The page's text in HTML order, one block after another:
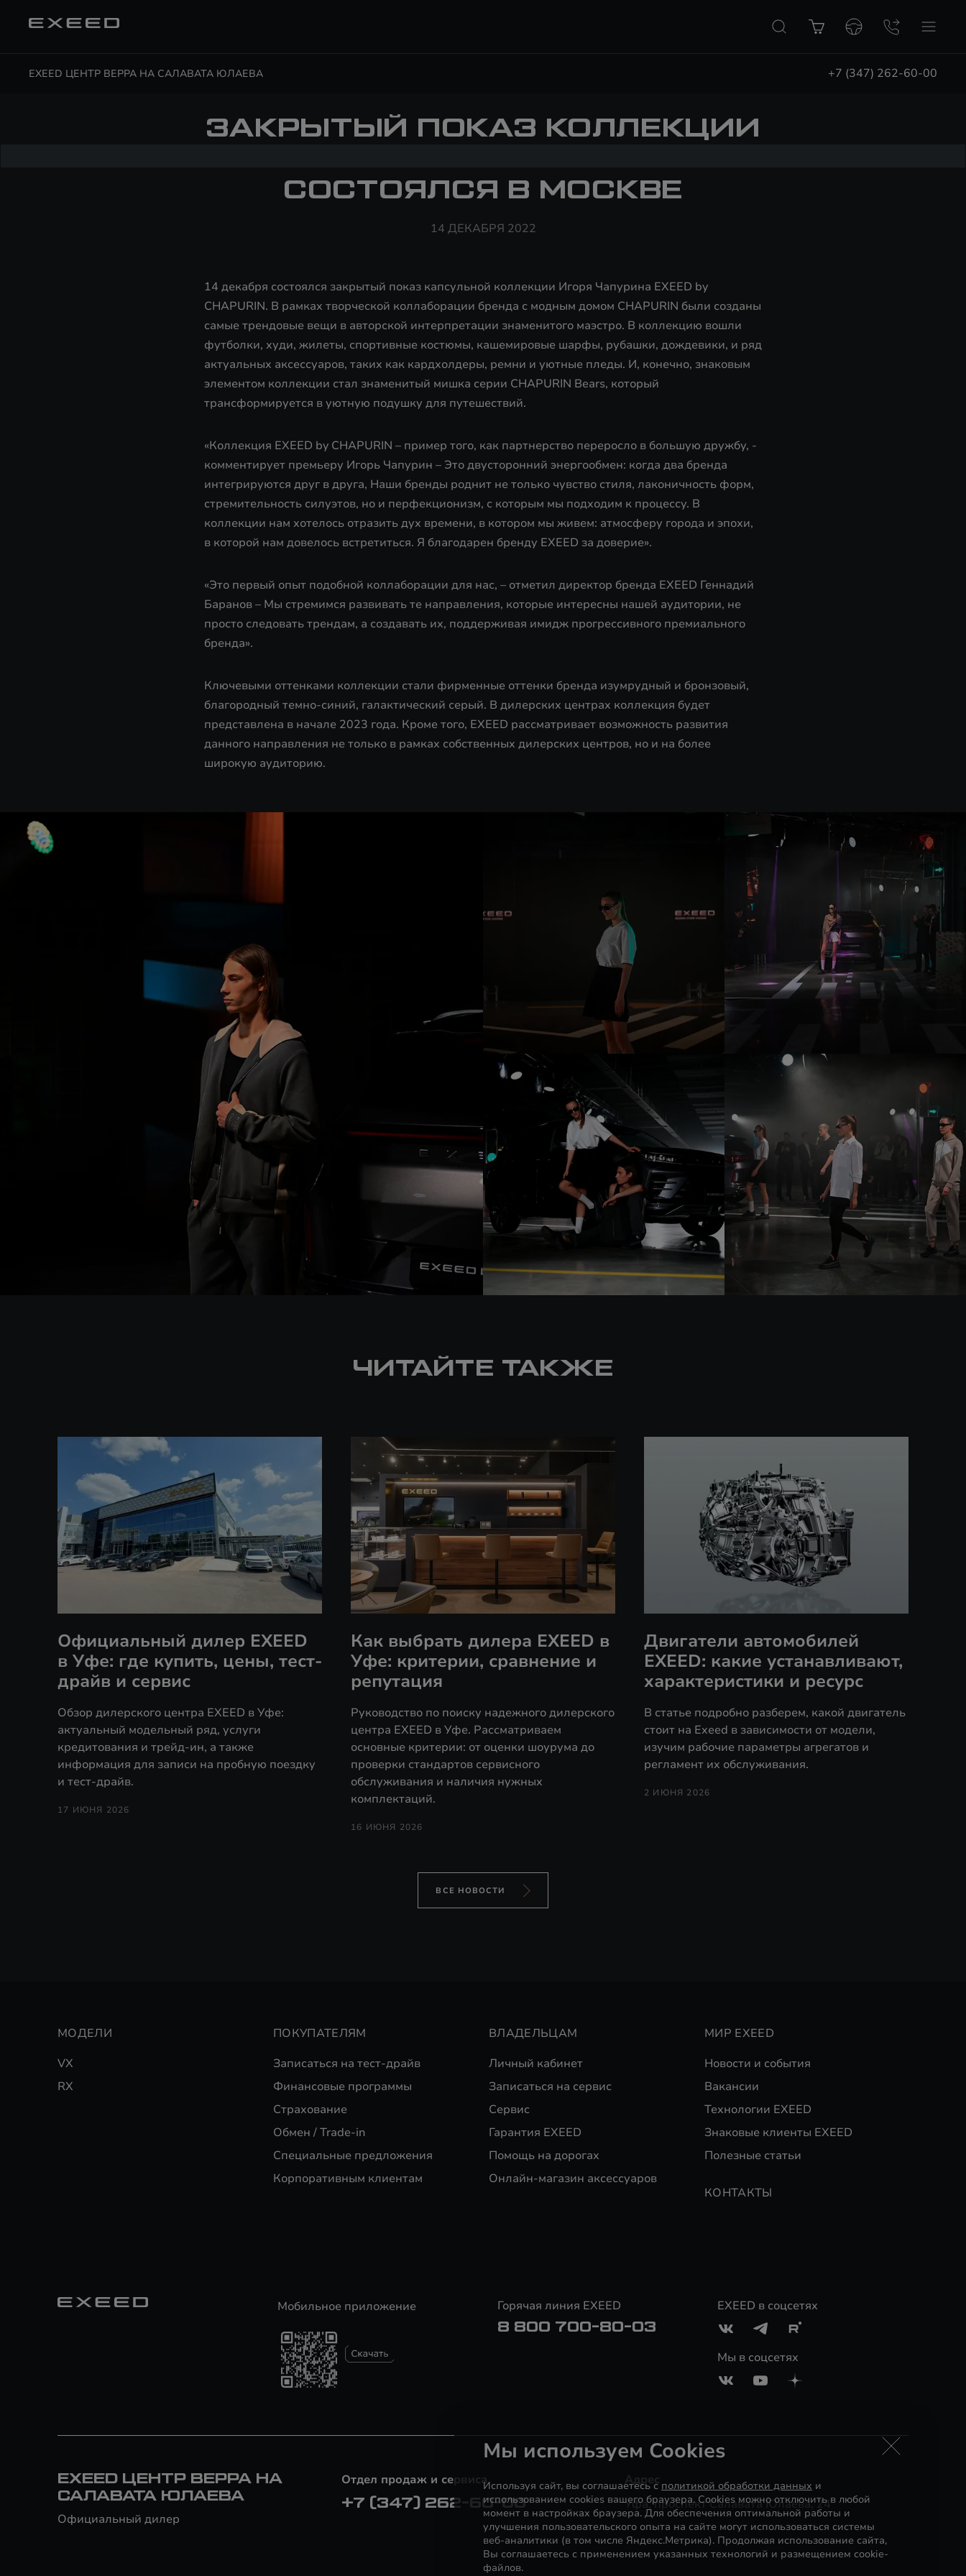
EXEED ЦЕНТР ВЕРРА НА САЛАВАТА ЮЛАЕВА +7 (347) 262-60-00
ЗАКРЫТЫЙ ПОКАЗ КОЛЛЕКЦИИ
СОСТОЯЛСЯ В МОСКВЕ
14 ДЕКАБРЯ 2022
14 декабря состоялся закрытый показ капсульной коллекции Игоря Чапурина EXEED by
CHAPURIN. В рамках творческой коллаборации бренда с модным домом CHAPURIN были созданы
самые трендовые вещи в авторской интерпретации знаменитого маэстро. В коллекцию вошли
футболки, худи, жилеты, спортивные костюмы, кашемировые шарфы, рубашки, дождевики, и ряд
актуальных аксессуаров, таких как кардхолдеры, ремни и уютные пледы. И, конечно, знаковым
элементом коллекции стал знаменитый мишка серии CHAPURIN Bears, который
трансформируется в уютную подушку для путешествий.
«Коллекция EXEED by CHAPURIN – пример того, как партнерство переросло в большую дружбу, -
комментирует премьеру Игорь Чапурин – Это двусторонний энергообмен: когда два бренда
интегрируются друг в друга, Наши бренды роднит не только чувство стиля, лаконичность форм,
стремительность силуэтов, но и перфекционизм, с которым мы подходим к процессу. В
коллекции нам хотелось отразить дух времени, в котором мы живем: атмосферу города и эпохи,
в которой нам довелось встретиться. Я благодарен бренду EXEED за доверие».
«Это первый опыт подобной коллаборации для нас, – отметил директор бренда EXEED Геннадий
Баранов – Мы стремимся развивать те направления, которые интересны нашей аудитории, не
просто следовать трендам, а создавать их, поддерживая имидж прогрессивного премиального
бренда».
Ключевыми оттенками коллекции стали фирменные оттенки бренда изумрудный и бронзовый,
благородный темно-синий, галактический серый. В дилерских центрах коллекция будет
представлена в начале 2023 года. Кроме того, EXEED рассматривает возможность развития
данного направления не только в рамках собственных дилерских центров, но и на более
широкую аудиторию.
ЧИТАЙТЕ ТАКЖЕ
Официальный дилер EXEED
в Уфе: где купить, цены, тест-
драйв и сервис
Обзор дилерского центра EXEED в Уфе:
актуальный модельный ряд, услуги
кредитования и трейд-ин, а также
информация для записи на пробную поездку
и тест-драйв.
17 ИЮНЯ 2026
Как выбрать дилера EXEED в
Уфе: критерии, сравнение и
репутация
Руководство по поиску надежного дилерского
центра EXEED в Уфе. Рассматриваем
основные критерии: от оценки шоурума до
проверки стандартов сервисного
обслуживания и наличия нужных
комплектаций.
16 ИЮНЯ 2026
Двигатели автомобилей
EXEED: какие устанавливают,
характеристики и ресурс
В статье подробно разберем, какой двигатель
стоит на Exeed в зависимости от модели,
изучим рабочие параметры агрегатов и
регламент их обслуживания.
2 ИЮНЯ 2026
ВСЕ НОВОСТИ
МОДЕЛИ
VX
RX
ПОКУПАТЕЛЯМ
Записаться на тест-драйв
Финансовые программы
Страхование
Обмен / Trade-in
Специальные предложения
Корпоративным клиентам
ВЛАДЕЛЬЦАМ
Личный кабинет
Записаться на сервис
Сервис
Гарантия EXEED
Помощь на дорогах
Онлайн-магазин аксессуаров
МИР EXEED
Новости и события
Вакансии
Технологии EXEED
Знаковые клиенты EXEED
Полезные статьи
КОНТАКТЫ
Мобильное приложение Горячая линия EXEED
8 800 700-80-03
EXEED в соцсетях
Мы в соцсетях
EXEED ЦЕНТР ВЕРРА НА
САЛАВАТА ЮЛАЕВА
Официальный дилер
Отдел продаж и сервиса
+7 (347) 262-60-00
Адрес
Уфа, проспект Салавата Юлаева, 24
Мы используем Cookies
Используя сайт, вы соглашаетесь с политикой обработки данных и
использованием cookies вашего браузера. Cookies можно отключить в любой
момент в настройках браузера. Для обеспечения оптимальной работы и
улучшения пользовательского опыта на сайте могут использоваться системы
веб-аналитики (в том числе Яндекс.Метрика). Продолжая использование сайта,
Вы соглашаетесь с применением указанных технологий и размещением cookie-
файлов.